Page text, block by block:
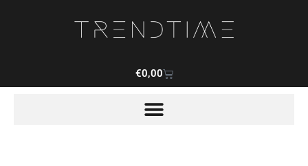
€0,00